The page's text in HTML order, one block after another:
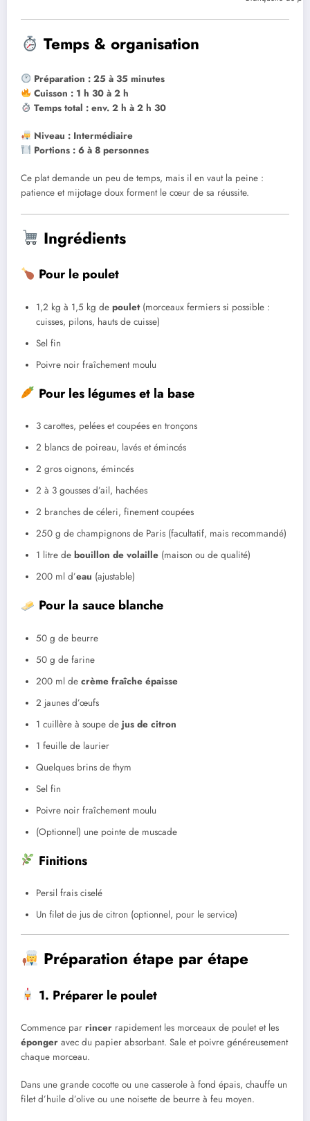
Temps & organisation
Préparation : 25 à 35 minutes
Cuisson : 1 h 30 à 2 h
Temps total : env. 2 h à 2 h 30
Niveau : Intermédiaire
Portions : 6 à 8 personnes
Ce plat demande un peu de temps, mais il en vaut la peine :
patience et mijotage doux forment le cœur de sa réussite.
Ingrédients
Pour le poulet
1,2 kg à 1,5 kg de poulet(morceaux fermiers si possible :
cuisses, pilons, hauts de cuisse)
Sel fin
Poivre noir fraîchement moulu
Pour les légumes et la base
3 carottes, pelées et coupées en tronçons
2 blancs de poireau, lavés et émincés
2 gros oignons, émincés
2 à 3 gousses d’ail, hachées
2 branches de céleri, finement coupées
250 g de champignons de Paris (facultatif, mais recommandé)
1 litre de bouillon de volaille (maison ou de qualité)
200 ml d’eau (ajustable)
Pour la sauce blanche
50 g de beurre
50 g de farine
200 ml de crème fraîche épaisse
2 jaunes d’œufs
1 cuillère à soupe de jus de citron
1 feuille de laurier
Quelques brins de thym
Sel fin
Poivre noir fraîchement moulu
(Optionnel) une pointe de muscade
Finitions
Persil frais ciselé
Un filet de jus de citron (optionnel, pour le service)
Préparation étape par étape
1. Préparer le poulet
Commence par rincer rapidement les morceaux de poulet et les
éponger avec du papier absorbant. Sale et poivre généreusement
chaque morceau.
Dans une grande cocotte ou une casserole à fond épais, chauffe un
filet d’huile d’olive ou une noisette de beurre à feu moyen.